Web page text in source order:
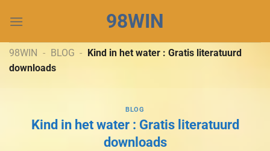
đến
dung
98WIN
98WIN - BLOG - Kind in het water : Gratis literatuurd
downloads
BLOG
Kind in het water : Gratis literatuurd
downloads